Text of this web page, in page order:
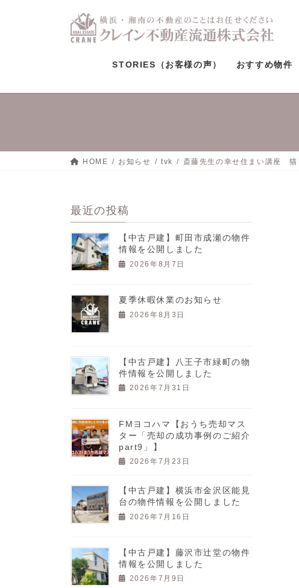
STORIES（お客様の声） おすすめ物件
HOME お知らせ tvk 斎藤先生の幸せ住まい講座 猫
最近の投稿
【中古戸建】町田市成瀬の物件
情報を公開しました
2026年8月7日
夏季休暇休業のお知らせ
2026年8月3日
【中古戸建】八王子市緑町の物
件情報を公開しました
2026年7月31日
FMヨコハマ【おうち売却マス
ター「売却の成功事例のご紹介
part9」】
2026年7月23日
【中古戸建】横浜市金沢区能見
台の物件情報を公開しました
2026年7月16日
【中古戸建】藤沢市辻堂の物件
情報を公開しました
2026年7月9日